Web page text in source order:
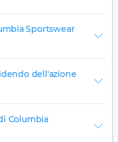
Sportswear
dell'azione
Columbia